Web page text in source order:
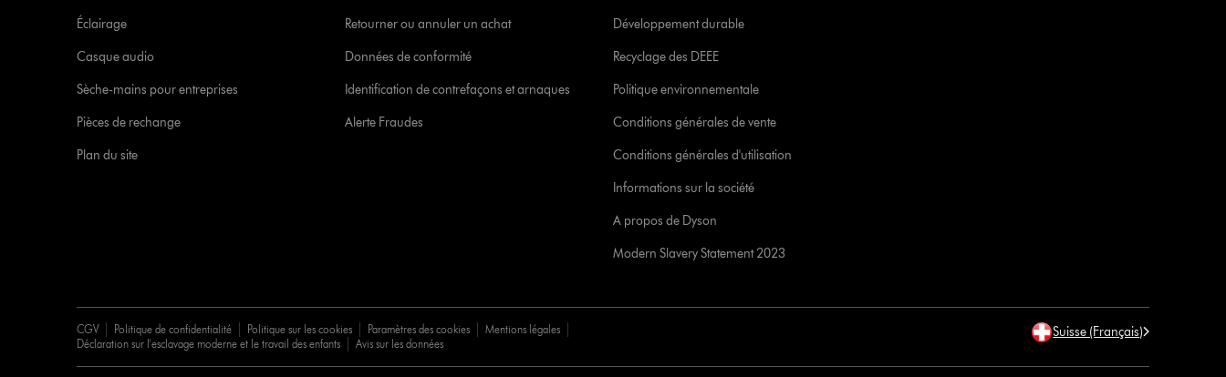
Éclairage
Casque audio
Sèche-mains pour entreprises
Pièces de rechange
Plan du site
Retourner ou annuler un achat
Données de conformité
Identification de contrefaçons et arnaques
Alerte Fraudes
Développement durable
Recyclage des DEEE
Politique environnementale
Conditions générales de vente
Conditions générales d'utilisation
Informations sur la société
A propos de Dyson
Modern Slavery Statement 2023
CGV Politique de confidentialité Politique sur les cookies Paramètres des cookies
Mentions légales
Déclaration sur l'esclavage moderne et le travail des enfants
Avis sur les données
Suisse (Français)